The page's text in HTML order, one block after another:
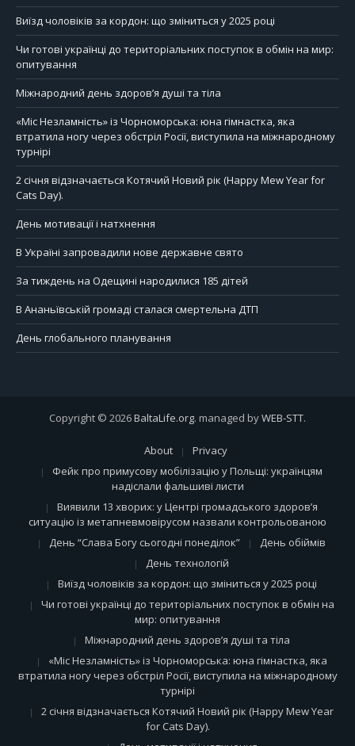
Виїзд чоловіків за кордон: що зміниться у 2025 році
Чи готові українці до територіальних поступок в обмін на мир:
опитування
Міжнародний день здоров’я душі та тіла
«Міс Незламність» із Чорноморська: юна гімнастка, яка
втратила ногу через обстріл Росії, виступила на міжнародному
турнірі
2 січня відзначається Котячий Новий рік (Happy Mew Year for
Cats Day).
День мотивації і натхнення
В Україні запровадили нове державне свято
За тиждень на Одещині народилися 185 дітей
В Ананьївській громаді сталася смертельна ДТП
День глобального планування
Copyright © 2026BaltaLife.org. managed byWEB-STT.
About
Privacy
Фейк про примусову мобілізацію у Польщі: українцям
надіслали фальшиві листи
Виявили 13 хворих: у Центрі громадського здоров’я
ситуацію із метапневмовірусом назвали контрольованою
День “Слава Богу сьогодні понеділок”
День обіймів
День технологій
Виїзд чоловіків за кордон: що зміниться у 2025 році
Чи готові українці до територіальних поступок в обмін на
мир: опитування
Міжнародний день здоров’я душі та тіла
«Міс Незламність» із Чорноморська: юна гімнастка, яка
втратила ногу через обстріл Росії, виступила на міжнародному
турнірі
2 січня відзначається Котячий Новий рік (Happy Mew Year
for Cats Day).